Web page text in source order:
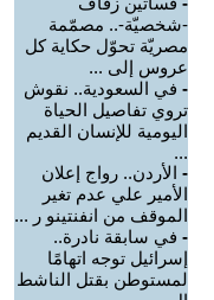
-شخصيّة-.. مصمّمة
مصريّة تحوّل حكاية كل
عروس إلى ...
- في السعودية.. نقوش
تروي تفاصيل الحياة
اليومية للإنسان القديم
...
- الأردن.. رواج إعلان
الأمير علي عدم تغير
الموقف من انفنتينو ر ...
- في سابقة نادرة..
إسرائيل توجه اتهامًا
لمستوطن بقتل الناشط